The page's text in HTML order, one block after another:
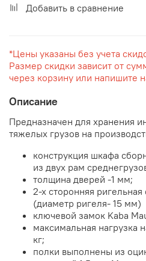
Добавить в сравнение
*Цены указаны без учета
Размер скидки зависит от
через корзину или напишите
Описание
Предназначен для хранения
тяжелых грузов на
конструкция шкафа
из двух рам
толщина дверей -1 мм;
2-х сторонняя
(диаметр ригеля- 15 мм)
ключевой замок Kaba
максимальная нагрузка
кг;
полки выполнены из